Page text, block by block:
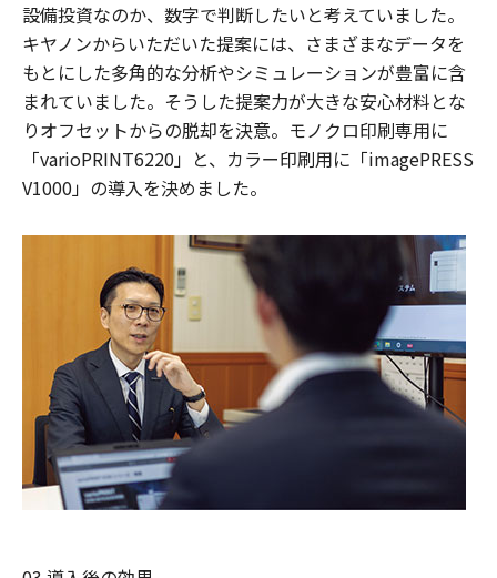
設備投資なのか、数字で判断したいと考えていました。
キヤノンからいただいた提案には、さまざまなデータを
もとにした多角的な分析やシミュレーションが豊富に含
まれていました。そうした提案力が大きな安心材料とな
りオフセットからの脱却を決意。モノクロ印刷専用に
「varioPRINT6220」と、カラー印刷用に「imagePRESS
V1000」の導入を決めました。